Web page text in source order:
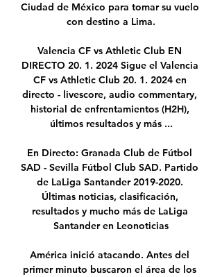
Ciudad de México para tomar su vuelo
con destino a Lima.
Valencia CF vs Athletic Club EN
DIRECTO 20. 1. 2024 Sigue el Valencia
CF vs Athletic Club 20. 1. 2024 en
directo - livescore, audio commentary,
historial de enfrentamientos (H2H),
últimos resultados y más ...
En Directo: Granada Club de Fútbol
SAD - Sevilla Fútbol Club SAD. Partido
de LaLiga Santander 2019-2020.
Últimas noticias, clasificación,
resultados y mucho más de LaLiga
Santander en Leonoticias
América inició atacando. Antes del
primer minuto buscaron el área de los